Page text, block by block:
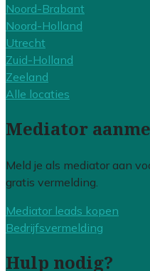
Noord-Brabant
Noord-Holland
Utrecht
Zuid-Holland
Zeeland
Alle locaties
Mediator
Meld je als mediator aan
gratis vermelding.
Mediator leads kopen
Bedrijfsvermelding
Hulp nodig?